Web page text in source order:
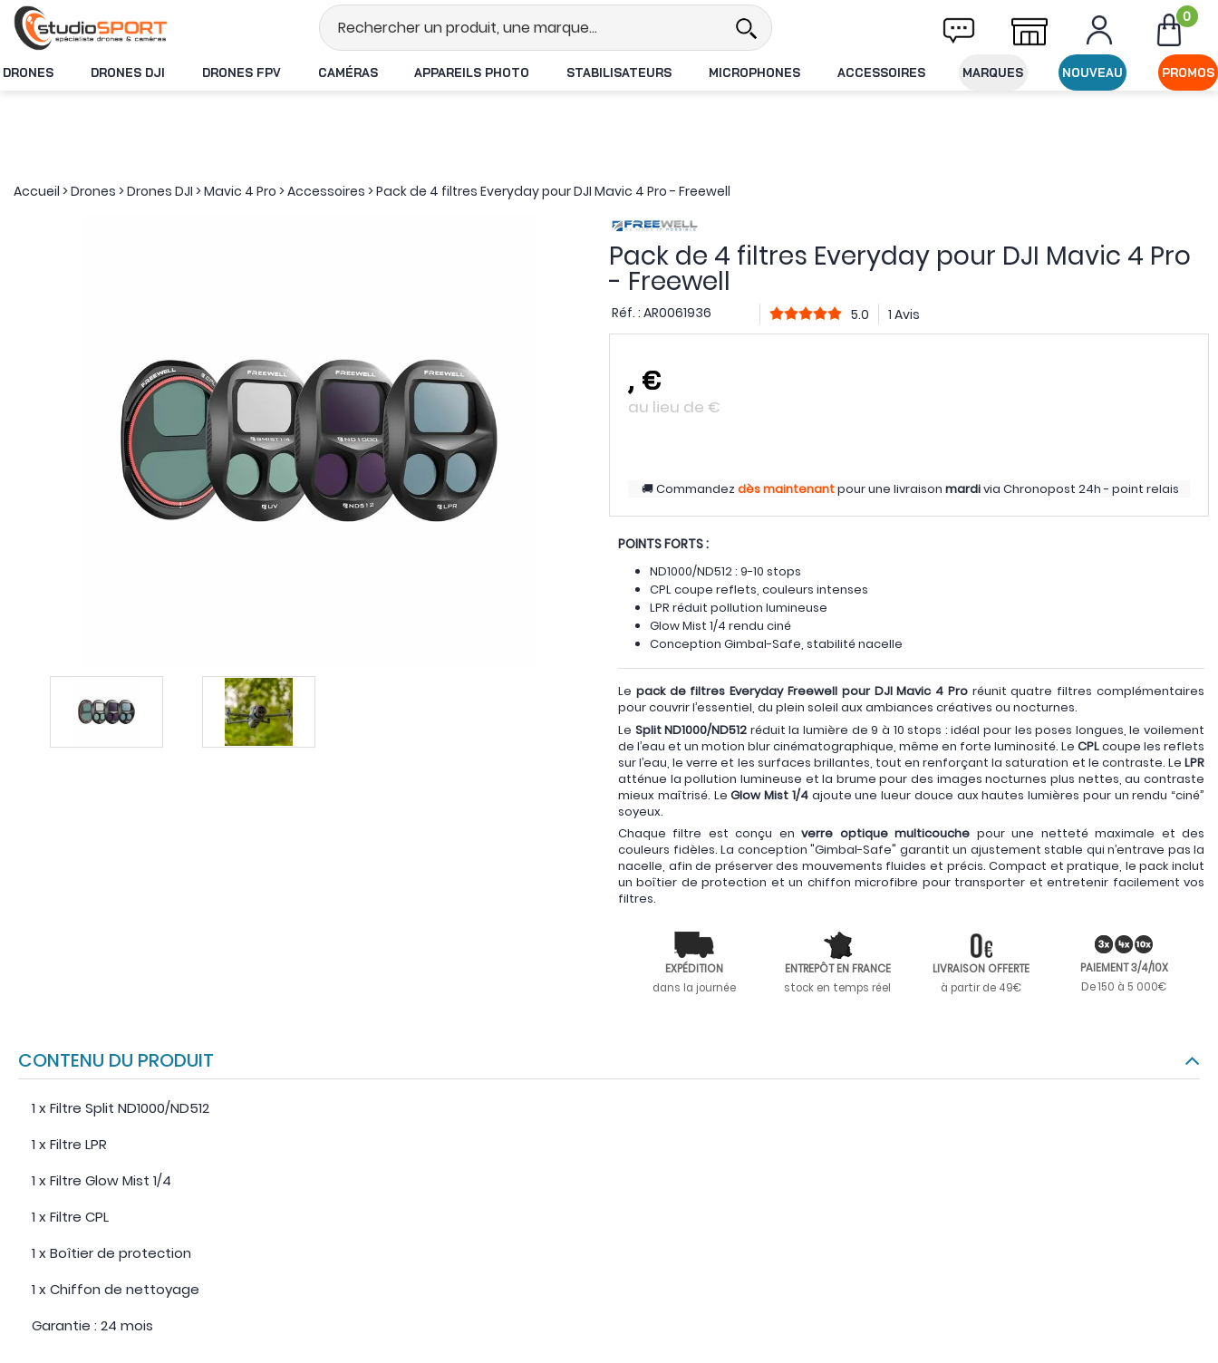
Stock en temps réel Livraison offerte dès 49€ d'achat 0
DRONES DRONES DJI DRONES FPV CAMÉRAS APPAREILS PHOTO STABILISATEURS MICROPHONES ACCESSOIRES MARQUES NOUVEAU PROMOS
Accueil >Drones >Drones DJI >Mavic 4 Pro >Accessoires >Pack de 4 filtres Everyday pour DJI Mavic 4 Pro - Freewell
Pack de 4 filtres Everyday pour DJI Mavic 4 Pro
- Freewell
Réf. : AR0061936 5.0 1 Avis
, €
au lieu de €
Commandezdès maintenantpour une livraison mardivia Chronopost 24h - point relais
POINTS FORTS :
ND1000/ND512 : 9-10 stops
CPL coupe reflets, couleurs intenses
LPR réduit pollution lumineuse
Glow Mist 1/4 rendu ciné
Conception Gimbal-Safe, stabilité nacelle
Le pack de filtres Everyday Freewell pour DJI Mavic 4 Proréunit quatre filtres complémentaires
pour couvrir l’essentiel, du plein soleil aux ambiances créatives ou nocturnes.
Le Split ND1000/ND512 réduit la lumière de 9 à 10 stops : idéal pour les poses longues, le voilement
de l’eau et un motion blur cinématographique, même en forte luminosité. Le CPLcoupe les reflets
sur l’eau, le verre et les surfaces brillantes, tout en renforçant la saturation et le contraste. Le LPR
atténue la pollution lumineuse et la brume pour des images nocturnes plus nettes, au contraste
mieux maîtrisé. LeGlow Mist 1/4ajoute une lueur douce aux hautes lumières pour un rendu “ciné”
soyeux.
Chaque filtre est conçu enverre optique multicouche pour une netteté maximale et des
couleurs fidèles. La conception "Gimbal-Safe" garantit un ajustement stable qui n’entrave pas la
nacelle, afin de préserver des mouvements fluides et précis. Compact et pratique, le pack inclut
un boîtier de protection et un chiffon microfibre pour transporter et entretenir facilement vos
filtres.
EXPÉDITION
dans la journée
ENTREPÔT EN FRANCE
stock en temps réel
LIVRAISON OFFERTE
à partir de 49€
PAIEMENT 3/4/10X
De 150 à 5 000€
CONTENU DU PRODUIT
1 x Filtre Split ND1000/ND512
1 x Filtre LPR
1 x Filtre Glow Mist 1/4
1 x Filtre CPL
1 x Boîtier de protection
1 x Chiffon de nettoyage
Garantie : 24 mois